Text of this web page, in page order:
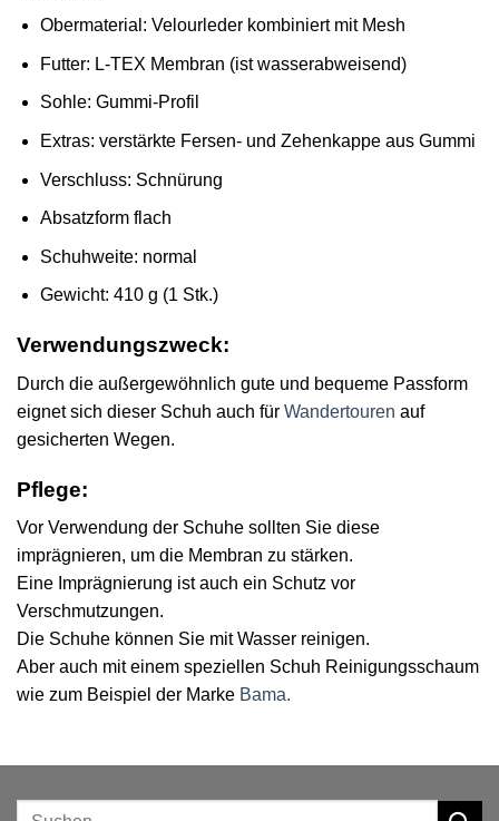
Obermaterial: Velourleder kombiniert mit Mesh
Futter: L-TEX Membran (ist wasserabweisend)
Sohle: Gummi-Profil
Extras: verstärkte Fersen- und Zehenkappe aus Gummi
Verschluss: Schnürung
Absatzform flach
Schuhweite: normal
Gewicht: 410 g (1 Stk.)
Verwendungszweck:
Durch die außergewöhnlich gute und bequeme Passform
eignet sich dieser Schuh auch für Wandertouren auf
gesicherten Wegen.
Pflege:
Vor Verwendung der Schuhe sollten Sie diese
imprägnieren, um die Membran zu stärken.
Eine Imprägnierung ist auch ein Schutz vor
Verschmutzungen.
Die Schuhe können Sie mit Wasser reinigen.
Aber auch mit einem speziellen Schuh Reinigungsschaum
wie zum Beispiel der Marke Bama.
Suchen